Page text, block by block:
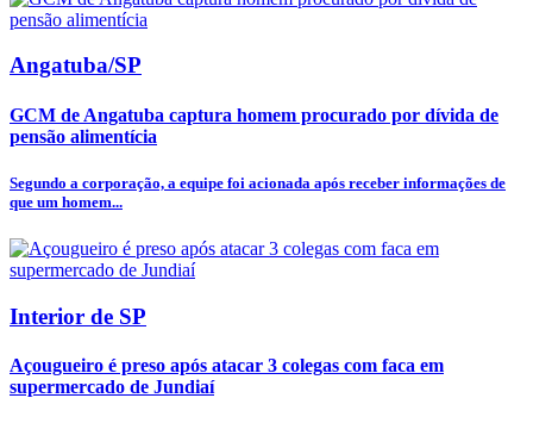
Angatuba/SP
GCM de Angatuba captura homem procurado por dívida de
pensão alimentícia
Segundo a corporação, a equipe foi acionada após receber informações de
que um homem...
Interior de SP
Açougueiro é preso após atacar 3 colegas com faca em
supermercado de Jundiaí